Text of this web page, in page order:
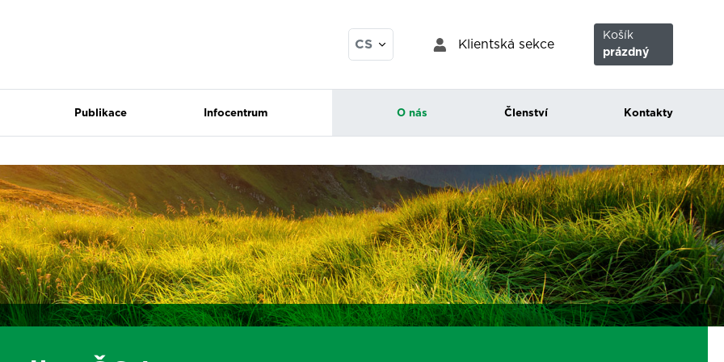
Klientská sekce
Košík
prázdný
CS
Publikace Infocentrum O nás Členství Kontakty